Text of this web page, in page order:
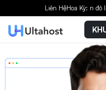
Liên HệHoa Kỳ: n đô